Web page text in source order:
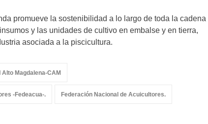
promueve la sostenibilidad a lo largo de toda la cadena
y las unidades de cultivo en embalse y en tierra,
asociada a la piscicultura.
Magdalena-CAM
-Fedeacua-. Federación Nacional de Acuicultores.